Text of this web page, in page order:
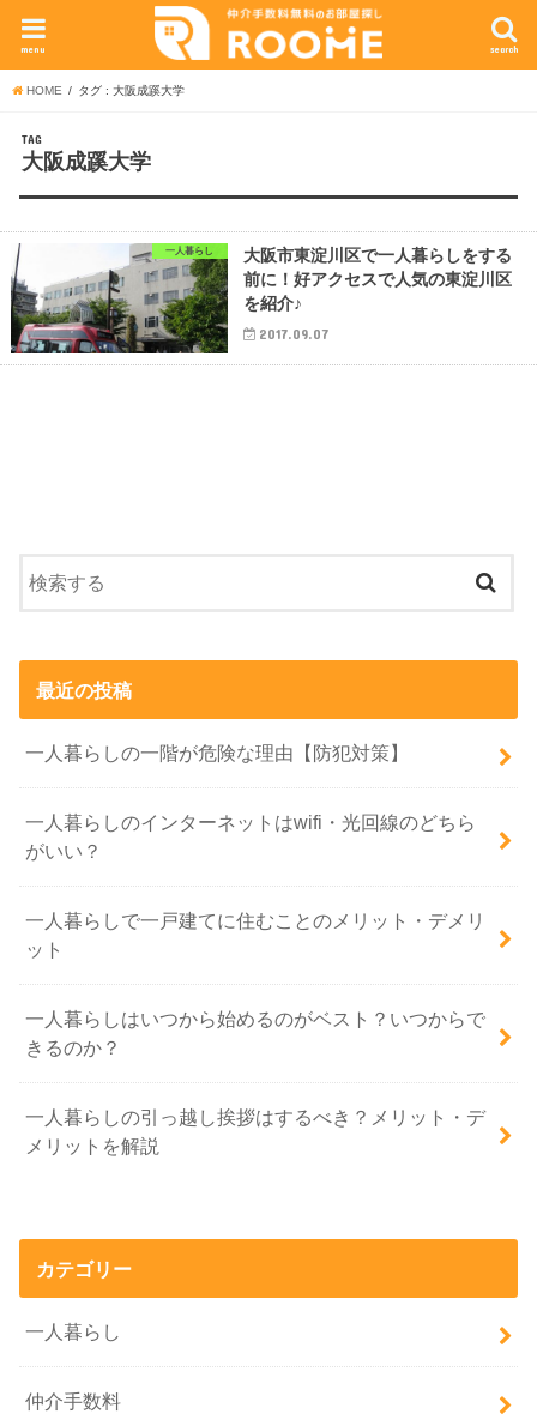
search
menu
HOME タグ : 大阪成蹊大学
TAG
大阪成蹊大学
一人暮らし
大阪市東淀川区で一人暮らしをする
前に！好アクセスで人気の東淀川区
を紹介♪
2017.09.07
最近の投稿
一人暮らしの一階が危険な理由【防犯対策】
一人暮らしのインターネットはwifi・光回線のどちら
がいい？
一人暮らしで一戸建てに住むことのメリット・デメリ
ット
一人暮らしはいつから始めるのがベスト？いつからで
きるのか？
一人暮らしの引っ越し挨拶はするべき？メリット・デ
メリットを解説
カテゴリー
一人暮らし
仲介手数料